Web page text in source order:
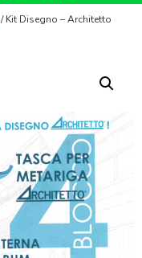
/ Kit Disegno – Architetto